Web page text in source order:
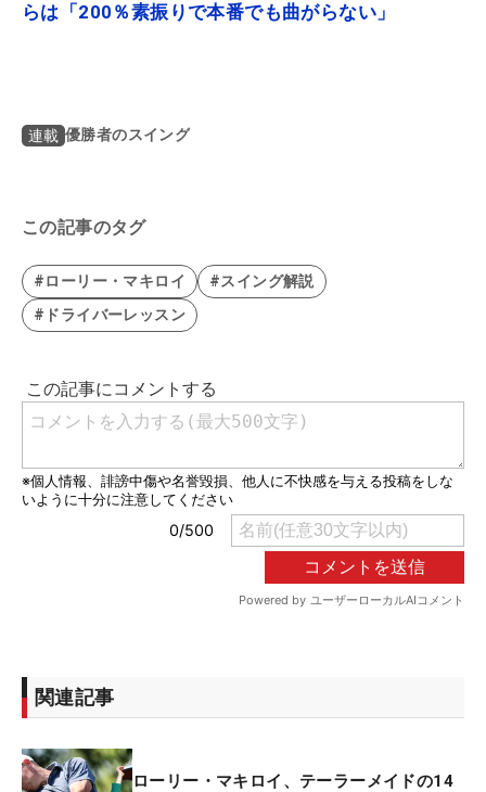
らは「200％素振りで本番でも曲がらない」
連載 優勝者のスイング
この記事のタグ
#ローリー・マキロイ
#スイング解説
#ドライバーレッスン
関連記事
ローリー・マキロイ、テーラーメイドの14